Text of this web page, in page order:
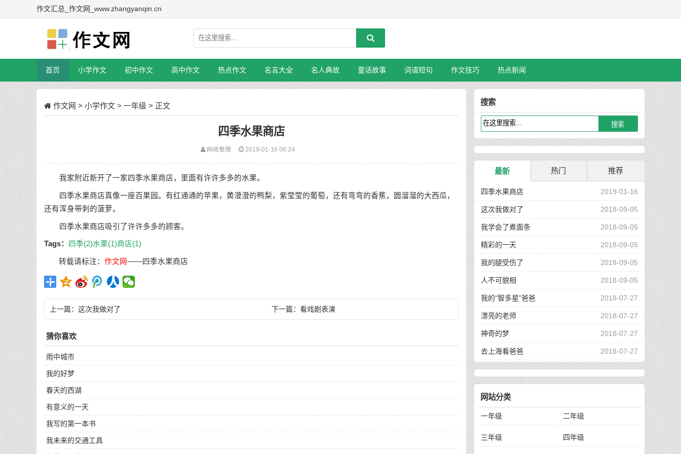
作文汇总_作文网_www.zhangyanqin.cn
首页 小学作文 初中作文 高中作文 热点作文 名言大全 名人典故 童话故事 词语短句 作文技巧 热点新闻
作文网 > 小学作文 > 一年级 > 正文
四季水果商店
网络整理 2019-01-16 06:24
我家附近新开了一家四季水果商店，里面有许许多多的水果。
四季水果商店真像一座百果园。有红通通的苹果，黄澄澄的鸭梨，紫莹莹的葡萄，还有弯弯的香蕉，圆溜溜的大西瓜，
还有浑身带刺的菠萝。
四季水果商店吸引了许许多多的顾客。
Tags： 四季(2)水果(1)商店(1)
转载请标注：作文网——四季水果商店
上一篇： 这次我做对了 下一篇：看戏剧表演
猜你喜欢
雨中城市
我的好梦
春天的西湖
有意义的一天
我写的第一本书
我未来的交通工具
搜索
最新 热门 推荐
2019-01-16
四季水果商店
2018-09-05
这次我做对了
2018-09-05
我学会了煮面条
2018-09-05
精彩的一天
2018-09-05
我的腿受伤了
2018-09-05
人不可貌相
2018-07-27
我的“智多星”爸爸
2018-07-27
漂亮的老师
2018-07-27
神奇的梦
2018-07-27
去上海看爸爸
网站分类
一年级 二年级
三年级 四年级